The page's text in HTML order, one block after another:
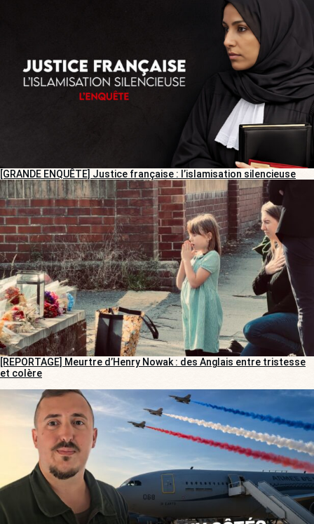
[GRANDE ENQUÊTE] Justice française : l’islamisation silencieuse
[REPORTAGE] Meurtre d’Henry Nowak : des Anglais entre tristesse
et colère